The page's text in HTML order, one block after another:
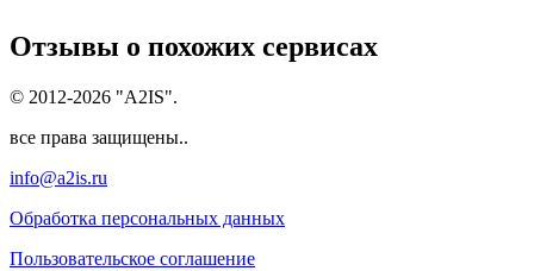
Отзывы о похожих сервисах
© 2012-2026 "A2IS".
все права защищены..
info@a2is.ru
Обработка персональных данных
Пользовательское соглашение